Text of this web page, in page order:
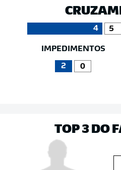
4 5
IMPEDIMENTOS
2 0
TOP 3 DO